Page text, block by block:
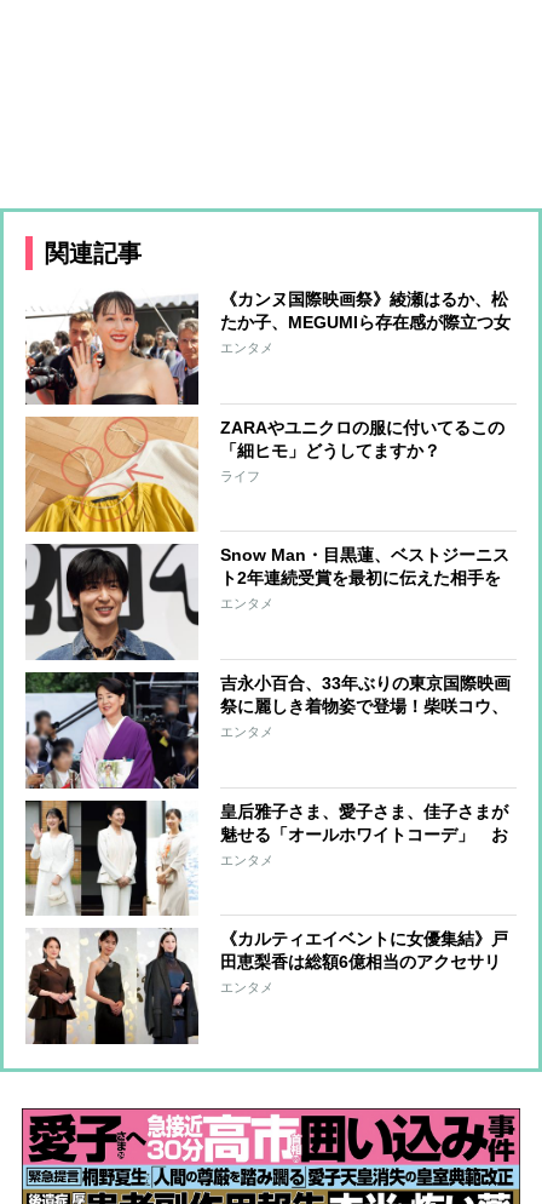
関連記事
《カンヌ国際映画祭》綾瀬はるか、松
たか子、MEGUMIら存在感が際立つ女
優たちのファッションをチェック
エンタメ
ZARAやユニクロの服に付いてるこの
「細ヒモ」どうしてますか？
ライフ
Snow Man・目黒蓮、ベストジーニス
ト2年連続受賞を最初に伝えた相手を
告白「喜んでくれていました」
エンタメ
吉永小百合、33年ぶりの東京国際映画
祭に麗しき着物姿で登場！柴咲コウ、
満島ひかり、川口春奈らはハートポー
エンタメ
皇后雅子さま、愛子さま、佳子さまが
魅せる「オールホワイトコーデ」 お
しゃれに着こなすコツに注目
エンタメ
《カルティエイベントに女優集結》戸
田恵梨香は総額6億相当のアクセサリ
ーも！中条あやみ、高畑充希、山口智
エンタメ